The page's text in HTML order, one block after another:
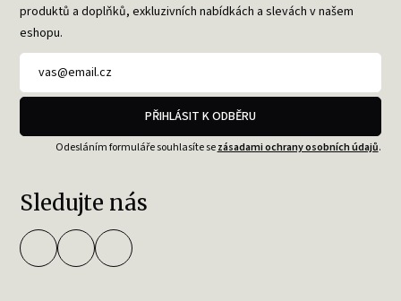
produktů a doplňků, exkluzivních nabídkách a slevách v našem
eshopu.
PŘIHLÁSIT K ODBĚRU
Odesláním formuláře souhlasíte sezásadami ochrany osobních údajů.
Sledujte nás